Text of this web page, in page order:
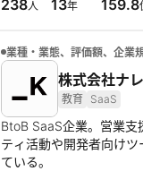
238人 13年 159.8
業種・業態、評価額、企業
株式会社ナ
教育 SaaS
BtoB SaaS企業。営業
ティ活動や開発者向け
ている。